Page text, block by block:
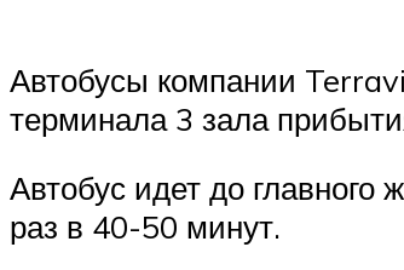
Автобусы компании
терминала 3 зала
Автобус идет до
раз в 40-50 минут.